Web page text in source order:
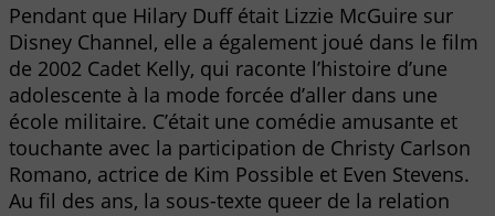
Pendant que Hilary Duff était Lizzie McGuire sur
Disney Channel, elle a également joué dans le film
de 2002 Cadet Kelly, qui raconte l’histoire d’une
adolescente à la mode forcée d’aller dans une
école militaire. C’était une comédie amusante et
touchante avec la participation de Christy Carlson
Romano, actrice de Kim Possible et Even Stevens.
Au fil des ans, la sous-texte queer de la relation